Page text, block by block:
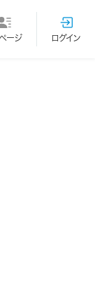
ージ ログイン